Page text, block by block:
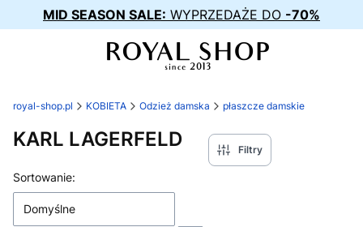
MID SEASON SALE: WYPRZEDAŻE DO -70%
royal-shop.pl KOBIETA Odzież damska płaszcze damskie
KARL LAGERFELD Filtry
Lista produktów
Sortowanie:
Domyślne